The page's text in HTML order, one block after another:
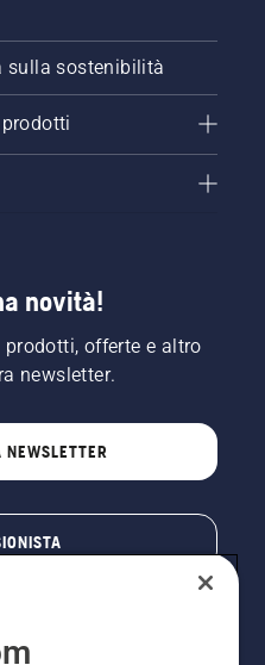
sulla sostenibilità
novità!
offerte e altro
newsletter.